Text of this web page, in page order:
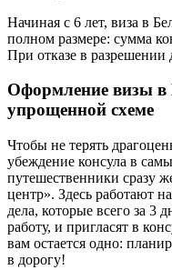
Начиная с 6 лет, виза в
полном размере: сумма
При отказе в разрешении
Оформление визы в
упрощенной схеме
Чтобы не терять
убеждение консула в
путешественники
центр». Здесь работают
дела, которые всего за 3
работу, и пригласят в
вам остается одно:
в дорогу!